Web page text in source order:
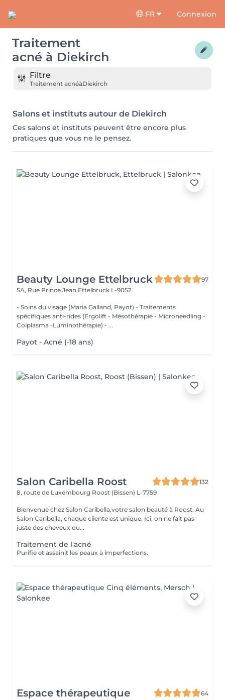
FR Connexion
Traitement
acné à Diekirch
Filtre
Traitement acnéàDiekirch
Salons et instituts autour de Diekirch
Ces salons et instituts peuvent être encore plus
pratiques que vous ne le pensez.
Beauty Lounge Ettelbruck
97
5A, Rue Prince Jean Ettelbruck L-9052
- Soins du visage (Maria Galland, Payot) - Traitements
spécifiques anti-rides (Ergolift - Mésothérapie - Microneedling -
Colplasma -Luminothérapie) - ...
Payot - Acné (-18 ans)
Salon Caribella Roost
132
8, route de Luxembourg Roost (Bissen) L-7759
Bienvenue chez Salon Caribella,votre salon beauté à Roost. Au
Salon Caribella, chaque cliente est unique. Ici, on ne fait pas
juste des cheveux ou...
Traitement de l'acné
Purifie et assainit les peaux à imperfections.
Espace thérapeutique
64